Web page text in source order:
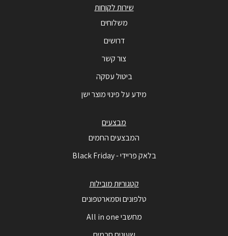
שירות לקוחות
משלוחים
דרושים
צור קשר
ביטול עסקה
מידע על פינוי מוצר ישן
מבצעים
המבצעים החמים
בלאק פריידי - Black Friday
קטגוריות מובילות
טלפונים וסמארטפונים
מחשבי All in one